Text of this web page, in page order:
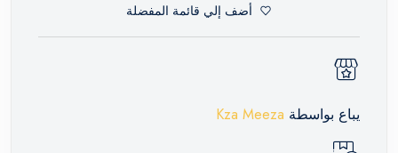
أضف إلي قائمة المفضلة
يباع بواسطة Kza Meeza